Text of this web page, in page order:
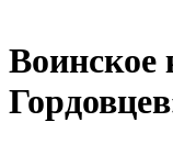
Воинское